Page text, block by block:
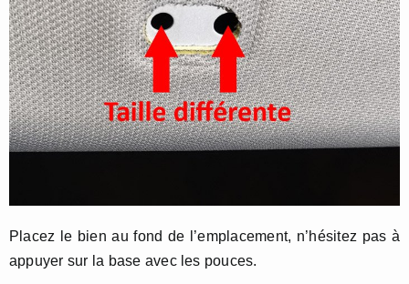
Placez le bien au fond de l’emplacement, n’hésitez pas à
appuyer sur la base avec les pouces.